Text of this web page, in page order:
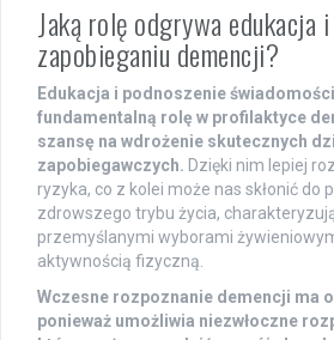
Jaką rolę odgrywa edukacja
zapobieganiu demencji?
Edukacja i podnoszenie
fundamentalną rolę w profilaktyce
szansę na wdrożenie skutecznych
zapobiegawczych. Dzięki nim lepiej
ryzyka, co z kolei może nas skłonić do
zdrowszego trybu życia,
przemyślanymi wyborami
aktywnością fizyczną.
Wczesne rozpoznanie demencji ma
ponieważ umożliwia niezwłoczne